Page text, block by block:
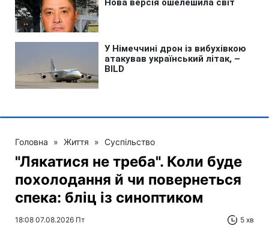
Головна » Життя » Суспільство
"Лякатися не треба". Коли буде
похолодання й чи повернеться
спека: бліц із синоптиком
18:08 07.08.2026 Пт 5 хв